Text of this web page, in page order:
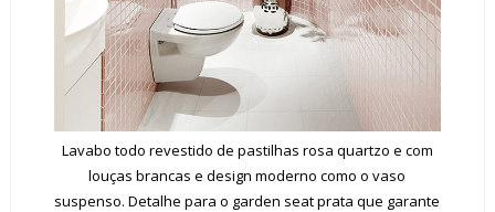
Lavabo todo revestido de pastilhas rosa quartzo e com
louças brancas e design moderno como o vaso
suspenso. Detalhe para o garden seat prata que garante